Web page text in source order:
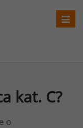
kat. C?
o